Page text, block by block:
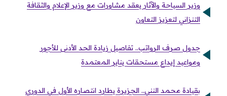
وزير السياحة والآثار يعقد مشاورات مع وزير الإعلام والثقافة
التنزاني لتعزيز التعاون
جدول صرف الرواتب.. تفاصيل زيادة الحد الأدنى للأجور
ومواعيد إيداع مستحقات يناير المعتمدة
بقيادة محمد النني.. الجزيرة يطارد انتصاره الأول في الدوري